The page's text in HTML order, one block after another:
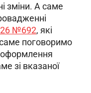
зміни. А саме
№692, які
поговоримо
оформлення
зі вказаної